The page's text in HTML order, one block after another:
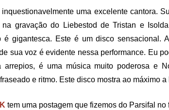
inquestionavelmente uma excelente cantora.
na gravação do Liebestod de Tristan e
é gigantesca. Este é um disco sensacional.
sua voz é evidente nessa performance. Eu
arrepios, é uma música muito poderosa e
e ritmo. Este disco mostra ao máximo
tem uma postagem que fizemos do Parsifal